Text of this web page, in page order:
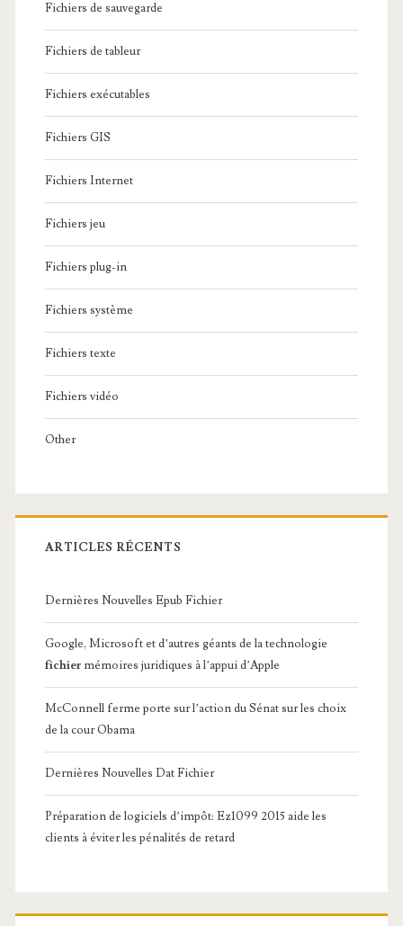
Fichiers de sauvegarde
Fichiers de tableur
Fichiers exécutables
Fichiers GIS
Fichiers Internet
Fichiers jeu
Fichiers plug-in
Fichiers système
Fichiers texte
Fichiers vidéo
Other
ARTICLES RÉCENTS
Dernières Nouvelles Epub Fichier
Google, Microsoft et d’autres géants de la technologie
fichier mémoires juridiques à l’appui d’Apple
McConnell ferme porte sur l’action du Sénat sur les choix
de la cour Obama
Dernières Nouvelles Dat Fichier
Préparation de logiciels d’impôt: Ez1099 2015 aide les
clients à éviter les pénalités de retard